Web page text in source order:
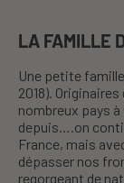
LA FAMILLE
Une petite
2018).
nombreux pays
depuis….on
France, mais
dépasser nos
regorgeant de